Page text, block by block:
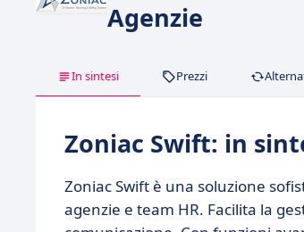
Agenzie
In sintesi Prezzi
Zoniac Swift: in
Zoniac Swift è una soluzione
agenzie e team HR. Facilita la